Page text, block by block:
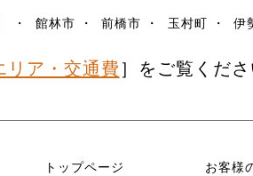
館林市 前橋市 玉村町 伊
リア・交通費 ］をご覧くだ
トップページ お客様